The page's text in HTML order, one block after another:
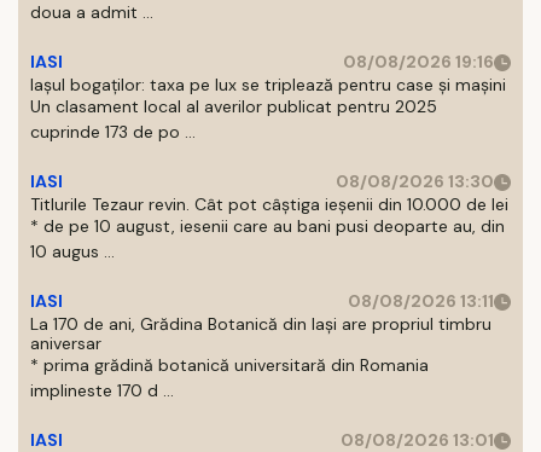
doua a admit ...
IASI
08/08/2026 19:16
Iașul bogaților: taxa pe lux se triplează pentru case și mașini
Un clasament local al averilor publicat pentru 2025
cuprinde 173 de po ...
IASI
08/08/2026 13:30
Titlurile Tezaur revin. Cât pot câștiga ieșenii din 10.000 de lei
* de pe 10 august, iesenii care au bani pusi deoparte au, din
10 augus ...
IASI
08/08/2026 13:11
La 170 de ani, Grădina Botanică din Iași are propriul timbru
aniversar
* prima grădină botanică universitară din Romania
implineste 170 d ...
IASI 08/08/2026 13:01